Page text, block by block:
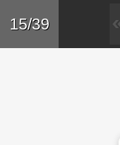
15/39